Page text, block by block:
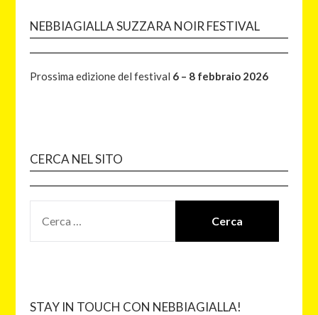
NEBBIAGIALLA SUZZARA NOIR FESTIVAL
Prossima edizione del festival 6 – 8 febbraio 2026
CERCA NEL SITO
STAY IN TOUCH CON NEBBIAGIALLA!